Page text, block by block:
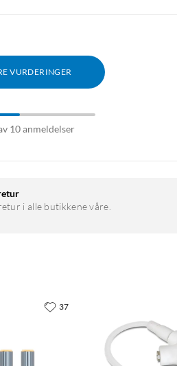
VURDERINGER
10 anmeldelser
i alle butikkene våre.
37